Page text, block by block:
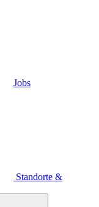
Jobs
Standorte &